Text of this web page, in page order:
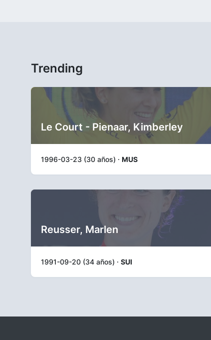
Trending
Le Court - Pienaar, Kimberley
1996-03-23 (30 años) · MUS
Reusser, Marlen
1991-09-20 (34 años) · SUI